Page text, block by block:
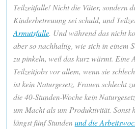
Teilzeitfalle! Nicht die Väter, sondern
Kinderbetreuung sei schuld, und
Armutsfalle. Und während das nicht
aber so nachhaltig, wie sich in einem
zu pinkeln, weil das kurz wärmt. Eine
Teilzeitjobs vor allem, wenn sie
ist kein Naturgesetz, Frauen schlecht
die 40-Stunden-Woche kein
um Macht als um Produktivität. Sonst
längst fünf Stundenund die